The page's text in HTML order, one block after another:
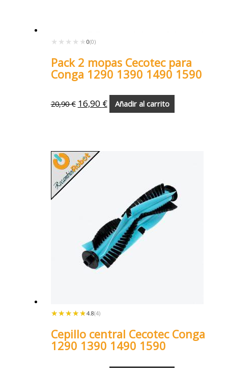
★★★★★
★★★★★ 0(0)
Pack 2 mopas Cecotec para
Conga 1290 1390 1490 1590
20,90€ 16,90 € Añadir al carrito
★★★★★
★★★★★ 4.8(4)
Cepillo central Cecotec Conga
1290 1390 1490 1590